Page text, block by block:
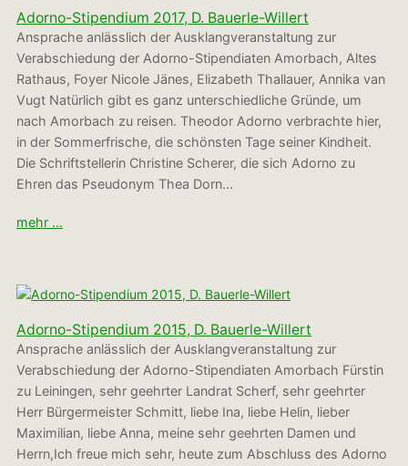
Adorno-Stipendium 2017, D. Bauerle-Willert
Ansprache anlässlich der Ausklangveranstaltung zur
Verabschiedung der Adorno-Stipendiaten Amorbach, Altes
Rathaus, Foyer Nicole Jänes, Elizabeth Thallauer, Annika van
Vugt Natürlich gibt es ganz unterschiedliche Gründe, um
nach Amorbach zu reisen. Theodor Adorno verbrachte hier,
in der Sommerfrische, die schönsten Tage seiner Kindheit.
Die Schriftstellerin Christine Scherer, die sich Adorno zu
Ehren das Pseudonym Thea Dorn…
mehr …
Adorno-Stipendium 2015, D. Bauerle-Willert
Ansprache anlässlich der Ausklangveranstaltung zur
Verabschiedung der Adorno-Stipendiaten Amorbach Fürstin
zu Leiningen, sehr geehrter Landrat Scherf, sehr geehrter
Herr Bürgermeister Schmitt, liebe Ina, liebe Helin, lieber
Maximilian, liebe Anna, meine sehr geehrten Damen und
Herrn,Ich freue mich sehr, heute zum Abschluss des Adorno